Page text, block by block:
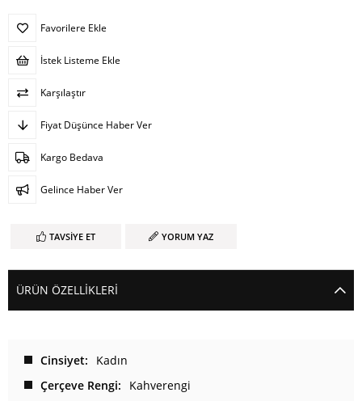
Favorilere Ekle
İstek Listeme Ekle
Karşılaştır
Fiyat Düşünce Haber Ver
Kargo Bedava
Gelince Haber Ver
TAVSIYE ET YORUM YAZ
ÜRÜN ÖZELLIKLERI
Cinsiyet
Kadın
Çerçeve Rengi
Kahverengi